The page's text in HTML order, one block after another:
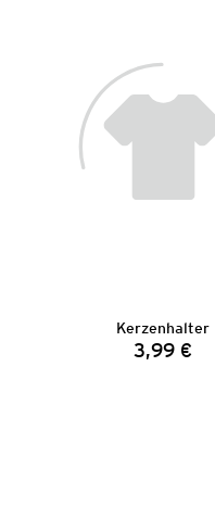
Kerzenhalter
Preis:
3,99 €